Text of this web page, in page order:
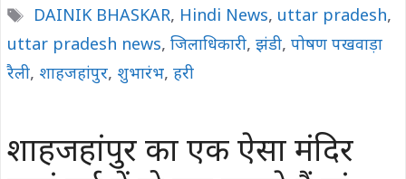
Tags
DAINIK BHASKAR, Hindi News, uttar pradesh,
uttar pradesh news, जिलाधिकारी, झंडी, पोषण पखवाड़ा
रैली, शाहजहांपुर, शुभारंभ, हरी
शाहजहांपुर का एक ऐसा मंदिर